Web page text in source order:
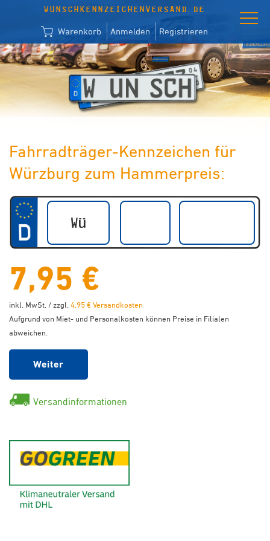
WUNSCHKENNZEICHENVERSAND.DE
Warenkorb Anmelden Registrieren
Fahrradträger-Kennzeichen für
Würzburg zum Hammerpreis:
7,95 €
inkl. MwSt. / zzgl. 4,95 € Versandkosten
Aufgrund von Miet- und Personalkosten können Preise in Filialen
abweichen.
Weiter
Versandinformationen